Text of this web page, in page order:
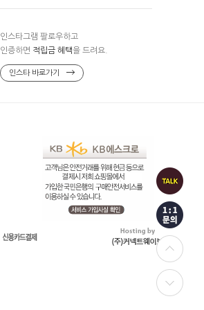
인스타그램 팔로우하고
인증하면 적립금 혜택을 드려요.
인스타 바로가기